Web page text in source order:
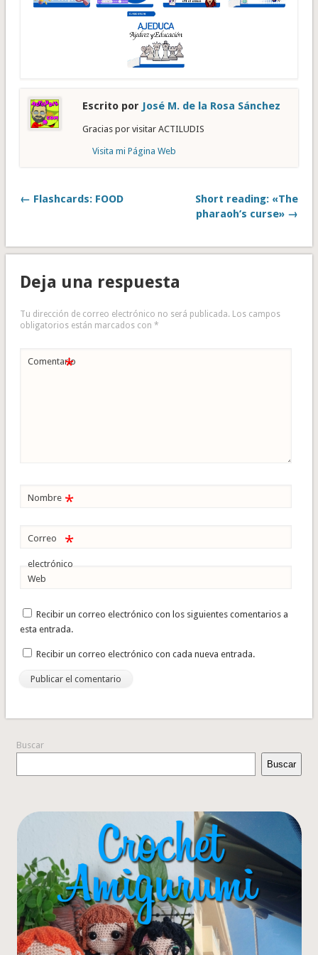
Escrito por José M. de la Rosa Sánchez
Gracias por visitar ACTILUDIS
Visita mi Página Web
← Flashcards: FOOD
Short reading: «The
pharaoh’s curse» →
Deja una respuesta
Tu dirección de correo electrónico no será publicada. Los campos
obligatorios están marcados con *
Comentario
*
Nombre *
Correo
electrónico
*
Web
Recibir un correo electrónico con los siguientes comentarios a
esta entrada.
Recibir un correo electrónico con cada nueva entrada.
Buscar
Buscar